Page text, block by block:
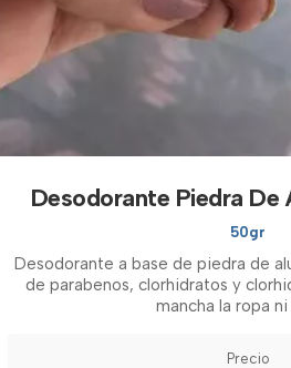
Desodorante Piedra De
50gr
Desodorante a base de piedra de
de parabenos, clorhidratos y
mancha la ropa ni
Precio